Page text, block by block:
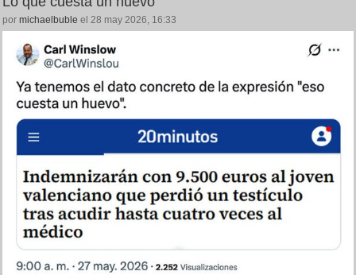
por michaelbuble el 28 may 2026, 16:33